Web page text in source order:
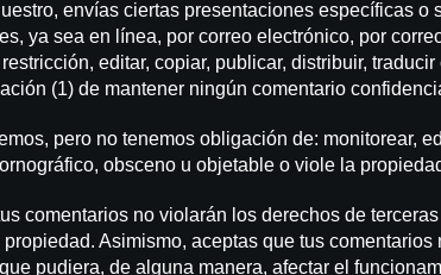
envías ciertas presentaciones específicas
ya sea en línea, por correo electrónico, por
editar, copiar, publicar, distribuir,
(1) de mantener ningún comentario
pero no tenemos obligación de: monitorear,
obsceno u objetable o viole la
comentarios no violarán los derechos de
Asimismo, aceptas que tus
pudiera, de alguna manera, afectar el